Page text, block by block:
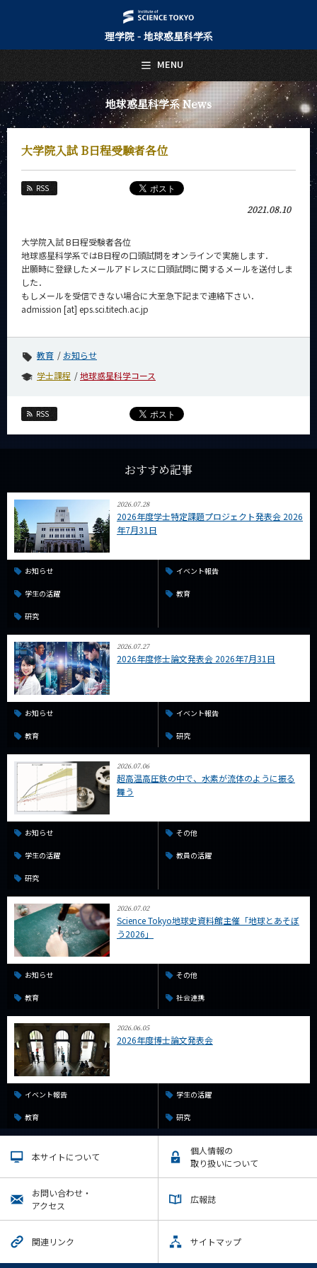
理学院 - 地球惑星科学系
地球惑星科学系 News
大学院入試 B日程受験者各位
RSS
2021.08.10
大学院入試 B日程受験者各位
地球惑星科学系ではB日程の口頭試問をオンラインで実施します．
出願時に登録したメールアドレスに口頭試問に関するメールを送付しま
した．
もしメールを受信できない場合に大至急下記まで連絡下さい．
admission [at] eps.sci.titech.ac.jp
教育
お知らせ
学士課程
地球惑星科学コース
RSS
おすすめ記事
2026.07.28
2026年度学士特定課題プロジェクト発表会 2026
年7月31日
お知らせ イベント報告
学生の活躍 教育
研究
2026.07.27
2026年度修士論文発表会 2026年7月31日
お知らせ イベント報告
教育 研究
2026.07.06
超高温高圧鉄の中で、水素が流体のように振る
舞う
お知らせ その他
学生の活躍 教員の活躍
研究
2026.07.02
Science Tokyo地球史資料館主催「地球とあそぼ
う2026」
お知らせ その他
教育 社会連携
2026.06.05
2026年度博士論文発表会
イベント報告 学生の活躍
教育 研究
本サイトについて
個人情報の
取り扱いについて
お問い合わせ・
アクセス
広報誌
関連リンク サイトマップ
MENU
日本語 English
トップページ
Top Page
地球惑星科学系について
About Us
教育
Education
教員・研究室
未来
Future
入学案内
地球惑星科学系 News
News 一覧
カテゴリ別
課程別
サイト構成
学内向け情報